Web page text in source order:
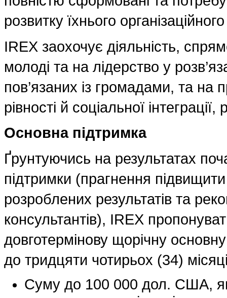
розвитку їхнього
IREX заохочує діяльність,
молоді та на лідерство у
пов’язаних із громадами, та на
рівності й соціальної
Основна підтримка
Ґрунтуючись на результатах
підтримки (прагнення підвищити
розроблених результатів та
консультантів), IREX
довготермінову щорічну
до тридцяти чотирьох (34)
Суму до 100 000 дол. США,